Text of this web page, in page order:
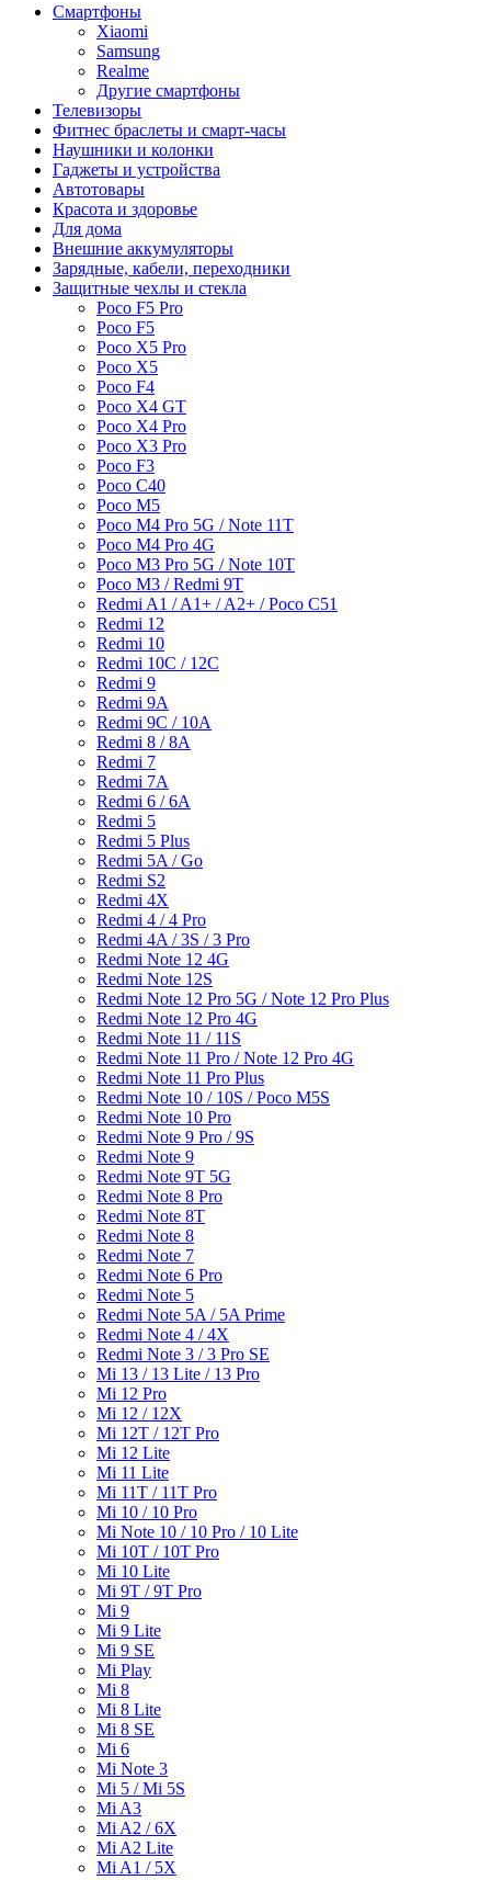
Смартфоны
Xiaomi
Samsung
Realme
Другие смартфоны
Телевизоры
Фитнес браслеты и смарт-часы
Наушники и колонки
Гаджеты и устройства
Автотовары
Красота и здоровье
Для дома
Внешние аккумуляторы
Зарядные, кабели, переходники
Защитные чехлы и стекла
Poco F5 Pro
Poco F5
Poco X5 Pro
Poco X5
Poco F4
Poco X4 GT
Poco X4 Pro
Poco X3 Pro
Poco F3
Poco C40
Poco M5
Poco M4 Pro 5G / Note 11T
Poco M4 Pro 4G
Poco M3 Pro 5G / Note 10T
Poco M3 / Redmi 9T
Redmi A1 / A1+ / A2+ / Poco C51
Redmi 12
Redmi 10
Redmi 10C / 12C
Redmi 9
Redmi 9A
Redmi 9C / 10A
Redmi 8 / 8A
Redmi 7
Redmi 7A
Redmi 6 / 6A
Redmi 5
Redmi 5 Plus
Redmi 5A / Go
Redmi S2
Redmi 4X
Redmi 4 / 4 Pro
Redmi 4A / 3S / 3 Pro
Redmi Note 12 4G
Redmi Note 12S
Redmi Note 12 Pro 5G / Note 12 Pro Plus
Redmi Note 12 Pro 4G
Redmi Note 11 / 11S
Redmi Note 11 Pro / Note 12 Pro 4G
Redmi Note 11 Pro Plus
Redmi Note 10 / 10S / Poco M5S
Redmi Note 10 Pro
Redmi Note 9 Pro / 9S
Redmi Note 9
Redmi Note 9T 5G
Redmi Note 8 Pro
Redmi Note 8T
Redmi Note 8
Redmi Note 7
Redmi Note 6 Pro
Redmi Note 5
Redmi Note 5A / 5A Prime
Redmi Note 4 / 4X
Redmi Note 3 / 3 Pro SE
Mi 13 / 13 Lite / 13 Pro
Mi 12 Pro
Mi 12 / 12X
Mi 12T / 12T Pro
Mi 12 Lite
Mi 11 Lite
Mi 11T / 11T Pro
Mi 10 / 10 Pro
Mi Note 10 / 10 Pro / 10 Lite
Mi 10T / 10T Pro
Mi 10 Lite
Mi 9T / 9T Pro
Mi 9
Mi 9 Lite
Mi 9 SE
Mi Play
Mi 8
Mi 8 Lite
Mi 8 SE
Mi 6
Mi Note 3
Mi 5 / Mi 5S
Mi A3
Mi A2 / 6X
Mi A2 Lite
Mi A1 / 5X